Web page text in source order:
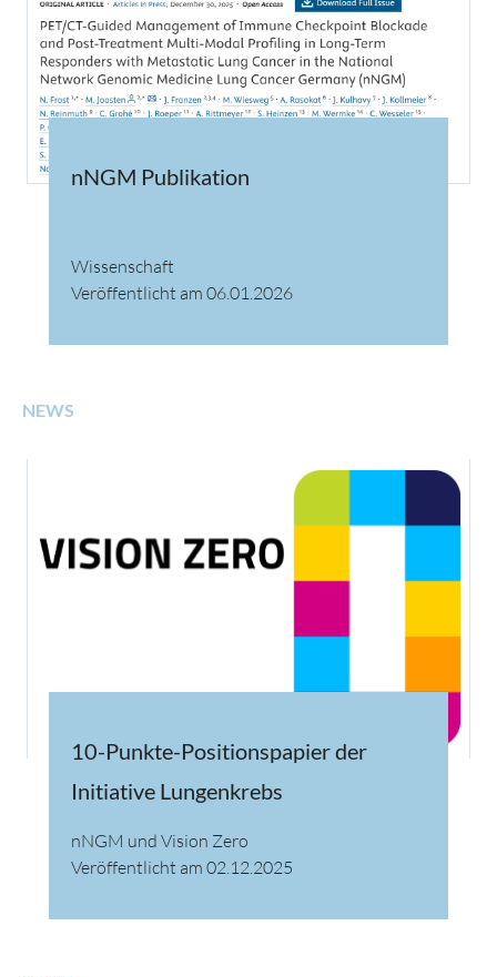
nNGM Publikation
Wissenschaft
Veröffentlicht am 06.01.2026
NEWS
10-Punkte-Positionspapier der
Initiative Lungenkrebs
nNGM und Vision Zero
Veröffentlicht am 02.12.2025